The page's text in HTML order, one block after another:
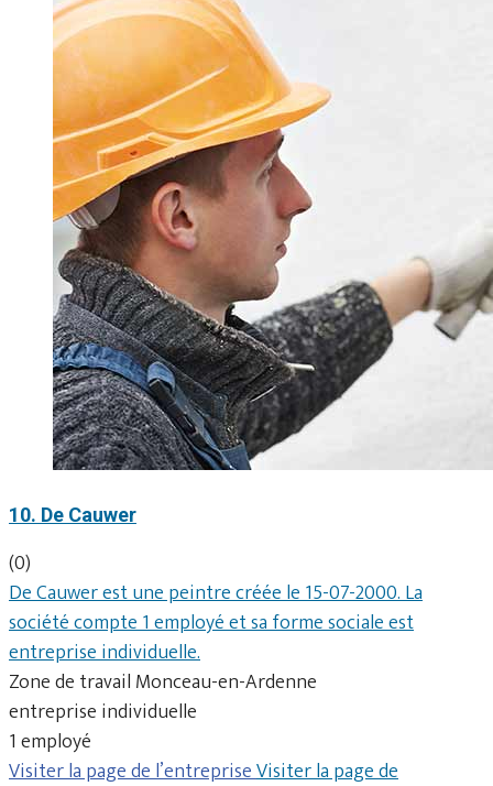
10. De Cauwer
(0)
De Cauwer est une peintre créée le 15-07-2000. La
société compte 1 employé et sa forme sociale est
entreprise individuelle.
Zone de travail Monceau-en-Ardenne
entreprise individuelle
1 employé
Visiter la page de l’entrepriseVisiter la page de